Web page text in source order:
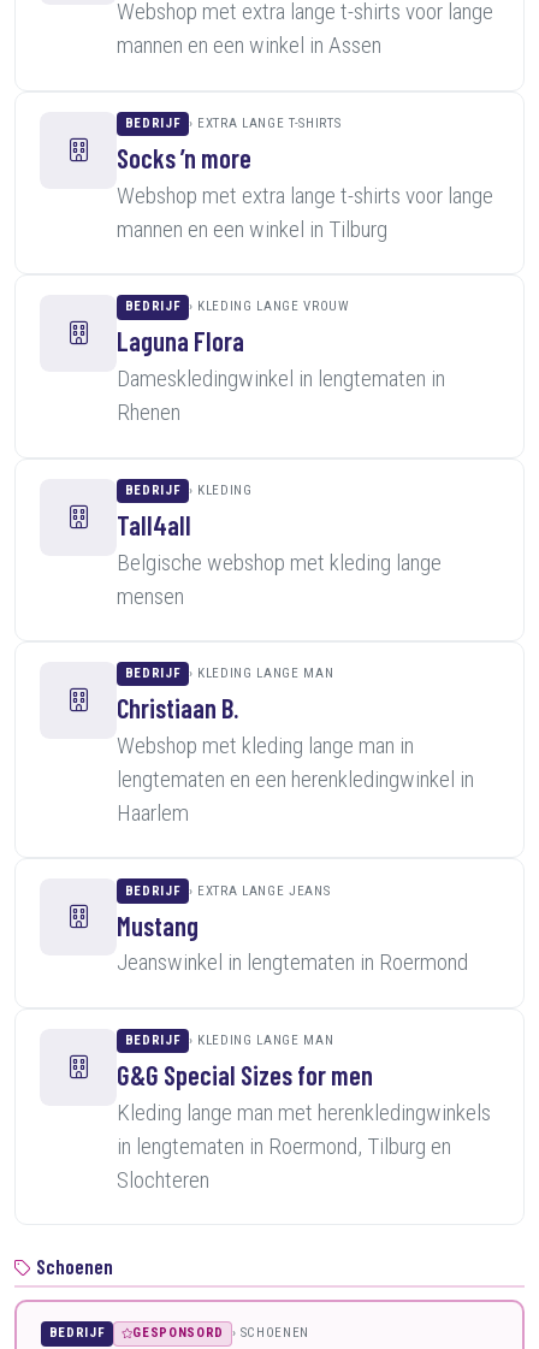
Webshop met extra lange t-shirts voor lange
mannen en een winkel in Assen
BEDRIJF EXTRA LANGE T-SHIRTS
Socks ’n more
Webshop met extra lange t-shirts voor lange
mannen en een winkel in Tilburg
BEDRIJF KLEDING LANGE VROUW
Laguna Flora
Dameskledingwinkel in lengtematen in
Rhenen
BEDRIJF KLEDING
Tall4all
Belgische webshop met kleding lange
mensen
BEDRIJF KLEDING LANGE MAN
Christiaan B.
Webshop met kleding lange man in
lengtematen en een herenkledingwinkel in
Haarlem
BEDRIJF EXTRA LANGE JEANS
Mustang
Jeanswinkel in lengtematen in Roermond
BEDRIJF KLEDING LANGE MAN
G&G Special Sizes for men
Kleding lange man met herenkledingwinkels
in lengtematen in Roermond, Tilburg en
Slochteren
Schoenen
BEDRIJF GESPONSORD SCHOENEN